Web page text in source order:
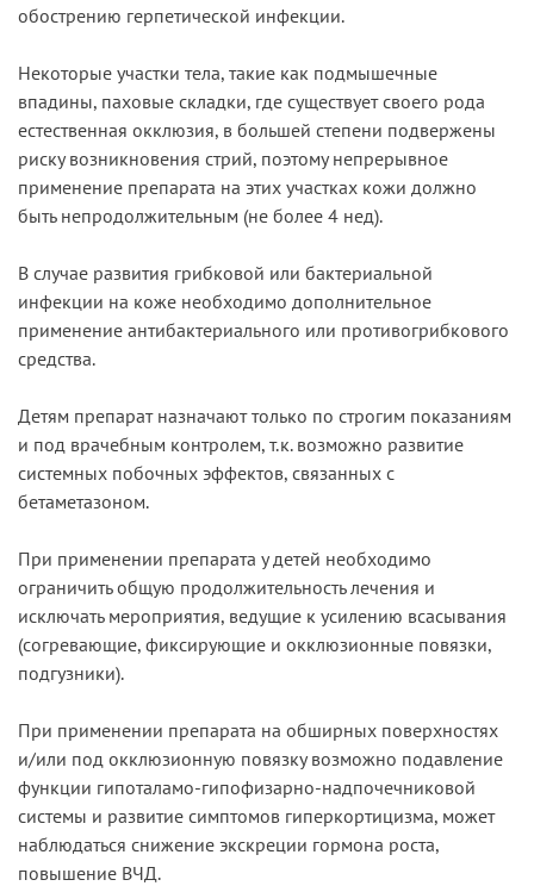
обострению герпетической инфекции.
Некоторые участки тела, такие как подмышечные
впадины, паховые складки, где существует своего рода
естественная окклюзия, в большей степени подвержены
риску возникновения стрий, поэтому непрерывное
применение препарата на этих участках кожи должно
быть непродолжительным (не более 4 нед).
В случае развития грибковой или бактериальной
инфекции на коже необходимо дополнительное
применение антибактериального или противогрибкового
средства.
Детям препарат назначают только по строгим показаниям
и под врачебным контролем, т.к. возможно развитие
системных побочных эффектов, связанных с
бетаметазоном.
При применении препарата у детей необходимо
ограничить общую продолжительность лечения и
исключать мероприятия, ведущие к усилению всасывания
(согревающие, фиксирующие и окклюзионные повязки,
подгузники).
При применении препарата на обширных поверхностях
и/или под окклюзионную повязку возможно подавление
функции гипоталамо-гипофизарно-надпочечниковой
системы и развитие симптомов гиперкортицизма, может
наблюдаться снижение экскреции гормона роста,
повышение ВЧД.